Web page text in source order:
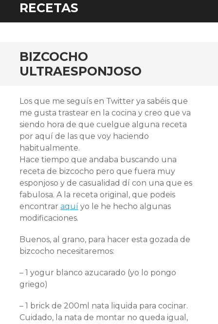
RECETAS
BIZCOCHO
ULTRAESPONJOSO
Los que me seguís en Twitter ya sabéis que
me gusta trastear en la cocina y creo que va
siendo hora de que cuelgue alguna receta
por aquí de las que voy haciendo
habitualmente.
Hace tiempo que andaba buscando una
receta de bizcocho pero que fuera muy
esponjoso y de casualidad dí con una que es
fabulosa. A la receta original, que podeis
encontrar aquí yo le he hecho algunas
modificaciones.
Buenos, al grano, para hacer esta gozada de
bizcocho necesitaremos:
– 1 yogur blanco azucarado (yo lo pongo
griego)
– 1 brick de 200ml nata liquida para cocinar.
Cuidado, la nata de montar no queda igual,